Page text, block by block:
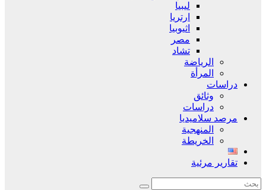
ليبيا
ارتريا
اثيوبيا
مصر
تشاد
الرياضة
المرأة
دراسات
وثائق
دراسات
مرصد سلاميديا
المنهجية
الخريطة
تقارير مرئية